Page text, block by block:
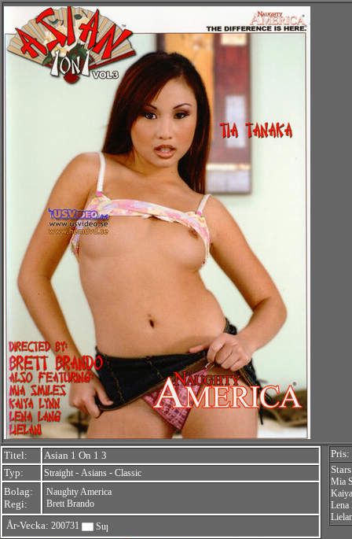
Titel:
Asian 1 On 1 3
Typ:
Straight - Asians - Classic
Bolag:
Regi:
Naughty America
Brett Brando
År-Vecka: 200731
Mia
Lena